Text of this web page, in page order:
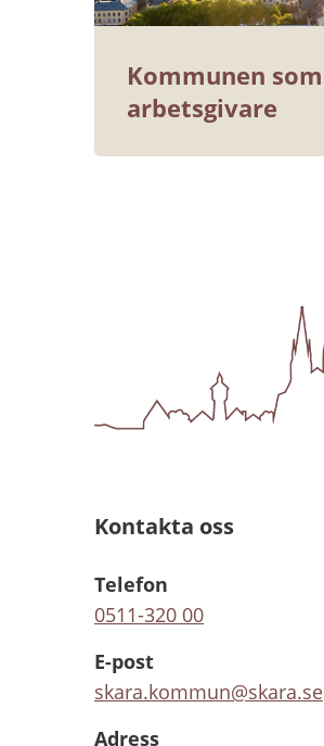
Kommunen som
arbetsgivare
Kontakta oss
Telefon
0511-320 00
E-post
skara.kommun@skara.se
Adress